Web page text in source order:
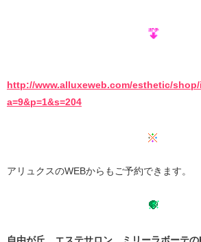
http://www.alluxeweb.com/esthetic/
a=9&p=1&s=204
アリュクスのWEBからもご予約できます。